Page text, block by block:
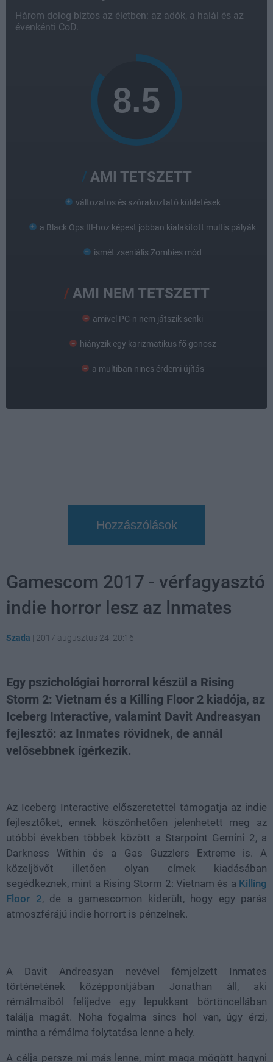
Három dolog biztos az életben: az adók, a halál és az
évenkénti CoD.
AMI TETSZETT
változatos és szórakoztató küldetések
a Black Ops III-hoz képest jobban kialakított multis pályák
ismét zseniális Zombies mód
AMI NEM TETSZETT
amivel PC-n nem játszik senki
hiányzik egy karizmatikus fő gonosz
a multiban nincs érdemi újítás
Hozzászólások
Gamescom 2017 - vérfagyasztó
indie horror lesz az Inmates
Szada | 2017 augusztus 24. 20:16
Egy pszichológiai horrorral készül a Rising
Storm 2: Vietnam és a Killing Floor 2 kiadója, az
Iceberg Interactive, valamint Davit Andreasyan
fejlesztő: az Inmates rövidnek, de annál
velősebbnek ígérkezik.
Az Iceberg Interactive előszeretettel támogatja az indie
fejlesztőket, ennek köszönhetően jelenhetett meg az
utóbbi években többek között a Starpoint Gemini 2, a
Darkness Within és a Gas Guzzlers Extreme is. A
közeljövőt illetően olyan címek kiadásában
segédkeznek, mint a Rising Storm 2: Vietnam és a Killing
Floor 2, de a gamescomon kiderült, hogy egy parás
atmoszférájú indie horrort is pénzelnek.
A Davit Andreasyan nevével fémjelzett Inmates
történetének középpontjában Jonathan áll, aki
rémálmaiból felijedve egy lepukkant börtöncellában
találja magát. Noha fogalma sincs hol van, úgy érzi,
mintha a rémálma folytatása lenne a hely.
A célja persze mi más lenne, mint maga mögött hagyni